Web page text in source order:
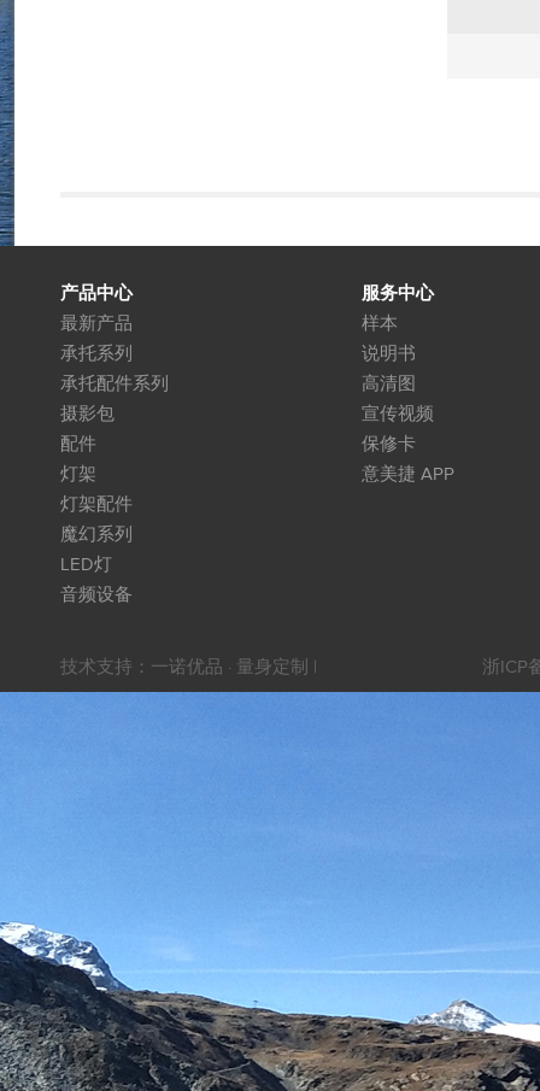
产品中心
最新产品
承托系列
承托配件系列
摄影包
配件
灯架
灯架配件
魔幻系列
LED灯
音频设备
服务中心
样本
说明书
高清图
宣传视频
保修卡
意美捷 APP
技术支持： 一诺优品 · 量身定制 | 浙ICP